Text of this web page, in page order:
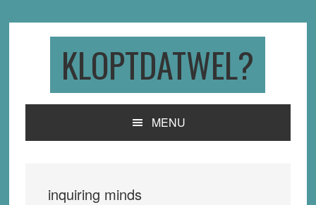
KLOPTDATWEL?
MENU
inquiring minds